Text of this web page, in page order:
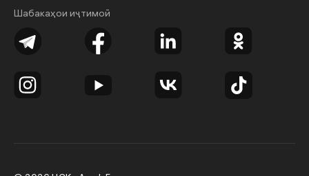
Шабакаҳои иҷтимоӣ